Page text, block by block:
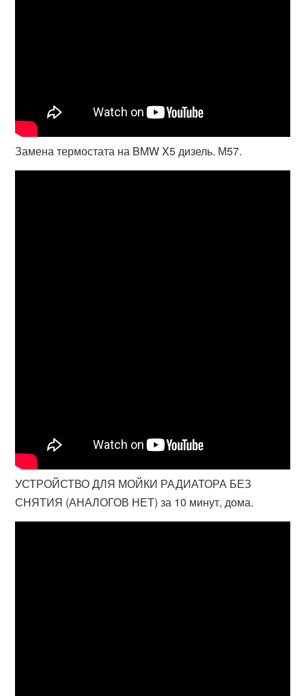
Замена термостата на BMW X5 дизель. М57.
УСТРОЙСТВО ДЛЯ МОЙКИ РАДИАТОРА БЕЗ
СНЯТИЯ (АНАЛОГОВ НЕТ) за 10 минут, дома.